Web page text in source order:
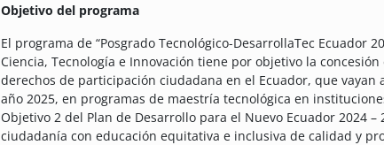
Objetivo del programa
El programa de “Posgrado Tecnológico-DesarrollaTec Ecuador
Ciencia, Tecnología e Innovación tiene por objetivo la
derechos de participación ciudadana en el Ecuador, que
año 2025, en programas de maestría tecnológica en
Objetivo 2 del Plan de Desarrollo para el Nuevo Ecuador 2024
ciudadanía con educación equitativa e inclusiva de calidad y